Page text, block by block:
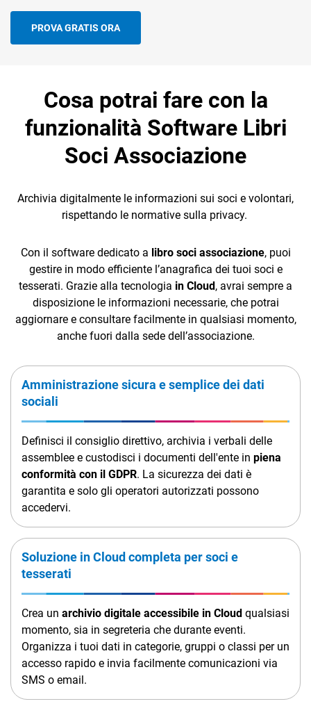
PROVA GRATIS ORA
Cosa potrai fare con la
funzionalità Software Libri
Soci Associazione
Archivia digitalmente le informazioni sui soci e volontari,
rispettando le normative sulla privacy.
Con il software dedicato a libro soci associazione, puoi
gestire in modo efficiente l’anagrafica dei tuoi soci e
tesserati. Grazie alla tecnologia in Cloud , avrai sempre a
disposizione le informazioni necessarie, che potrai
aggiornare e consultare facilmente in qualsiasi momento,
anche fuori dalla sede dell’associazione.
Amministrazione sicura e semplice dei dati
sociali
Definisci il consiglio direttivo, archivia i verbali delle
assemblee e custodisci i documenti dell'ente in piena
conformità con il GDPR. La sicurezza dei dati è
garantita e solo gli operatori autorizzati possono
accedervi.
Soluzione in Cloud completa per soci e
tesserati
Crea un archivio digitale accessibile in Cloud qualsiasi
momento, sia in segreteria che durante eventi.
Organizza i tuoi dati in categorie, gruppi o classi per un
accesso rapido e invia facilmente comunicazioni via
SMS o email.